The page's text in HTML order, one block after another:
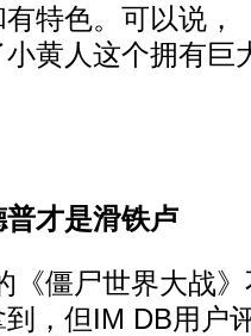
特色。可以说，
黄人这个拥有巨
才是滑铁卢
僵尸世界大战》
，但IM DB用户